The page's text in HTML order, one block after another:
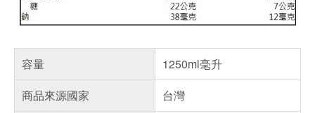
容量
1250ml毫升
商品來源國家
台灣